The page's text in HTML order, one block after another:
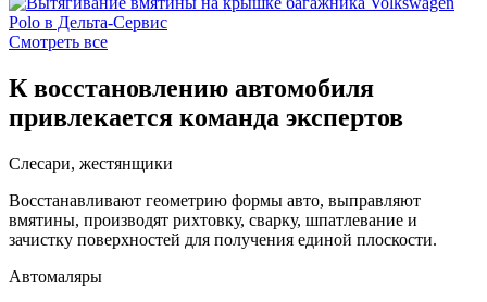
Смотреть все
К восстановлению автомобиля
привлекается команда экспертов
Слесари, жестянщики
Восстанавливают геометрию формы авто, выправляют
вмятины, производят рихтовку, сварку, шпатлевание и
зачистку поверхностей для получения единой плоскости.
Автомаляры